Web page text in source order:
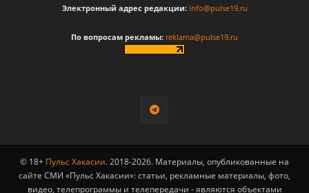
Электронный адрес редакции: info@pulse19.ru
По вопросам рекламы: reklama@pulse19.ru
© 18+ Пульс Хакасии. 2018-2026. Материалы, опубликованные на
сайте СМИ «Пульс Хакасии»: статьи, рекламные материалы, фото,
видео, телепрограммы и телепередачи - являются объектами